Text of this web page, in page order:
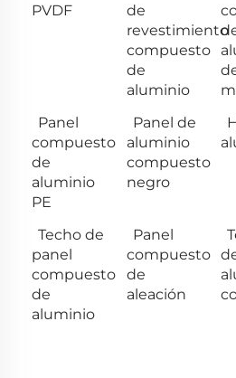
PVDF
de
revestimiento
compuesto
de
aluminio
Panel
compuesto
de
aluminio
PE
Panel de
aluminio
compuesto
negro
Techo de
panel
compuesto
de
aluminio
Panel
compuesto
de
aleación